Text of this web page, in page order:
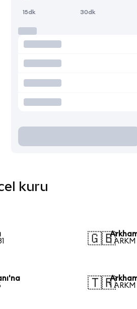
15dk 30dk
kuru
🇬🇧
1
🇹🇷
1